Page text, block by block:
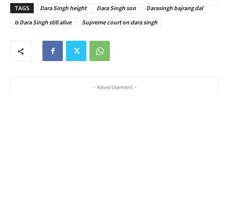
TAGS Dara Singh height Dara Singh son
Darasingh bajrang dal
Is Dara Singh still alive
Supreme court on dara singh
- Advertisement -